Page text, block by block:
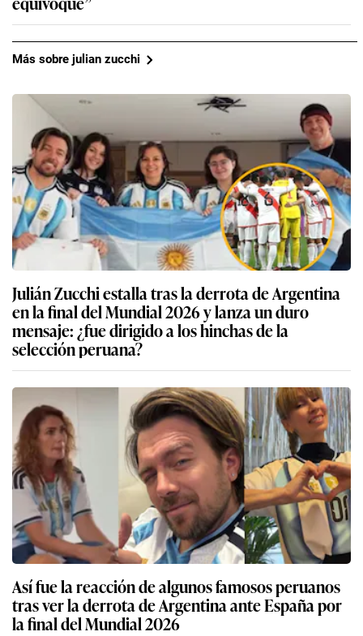
Más sobre julian zucchi
Julián Zucchi estalla tras la derrota de Argentina
en la final del Mundial 2026 y lanza un duro
mensaje: ¿fue dirigido a los hinchas de la
selección peruana?
Así fue la reacción de algunos famosos peruanos
tras ver la derrota de Argentina ante España por
la final del Mundial 2026